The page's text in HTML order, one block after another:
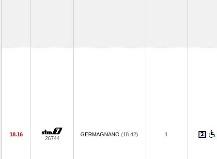
18.16
26744
GERMAGNANO (18.42) 1